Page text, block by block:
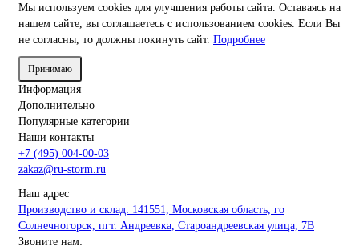
Мы используем cookies для улучшения работы сайта. Оставаясь на
нашем сайте, вы соглашаетесь с использованием cookies. Если Вы
не согласны, то должны покинуть сайт. Подробнее
Принимаю
Информация
Дополнительно
Популярные категории
Наши контакты
+7 (495) 004-00-03
zakaz@ru-storm.ru
Наш адрес
Производство и склад: 141551, Московская область, го
Солнечногорск, пгт. Андреевка, Староандреевская улица, 7В
Звоните нам: